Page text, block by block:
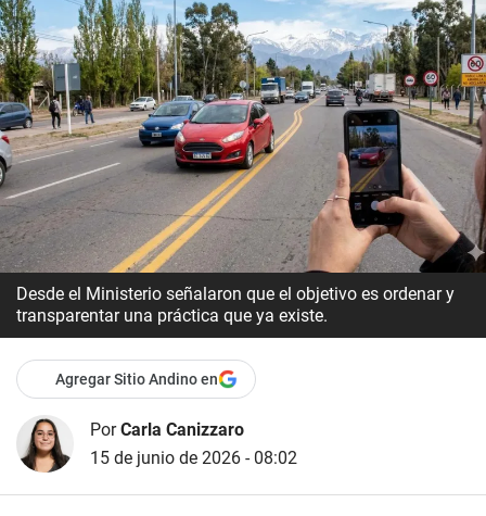
Desde el Ministerio señalaron que el objetivo es ordenar y
transparentar una práctica que ya existe.
Agregar Sitio Andino en
PorCarla Canizzaro
15 de junio de 2026 - 08:02